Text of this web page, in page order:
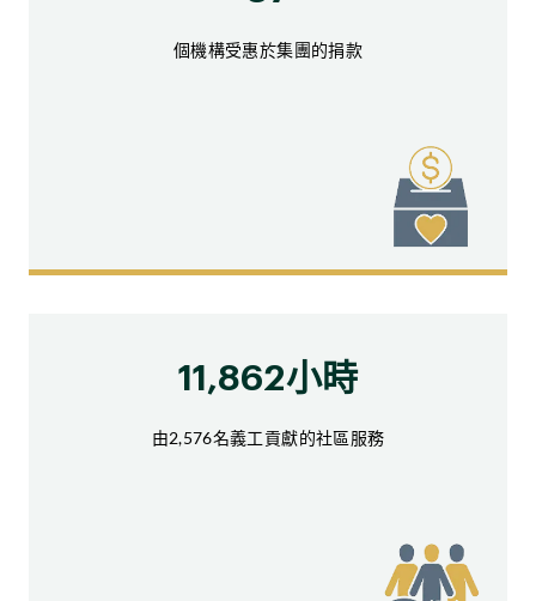
個機構受惠於集團的捐款
11,862小時
由2,576名義工貢獻的社區服務